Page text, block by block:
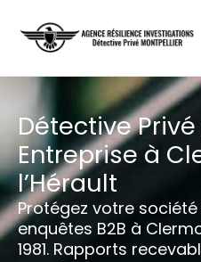
contenu
Détective
Entreprise à
l’Hérault
Protégez votre société
enquêtes B2B à
1981. Rapports